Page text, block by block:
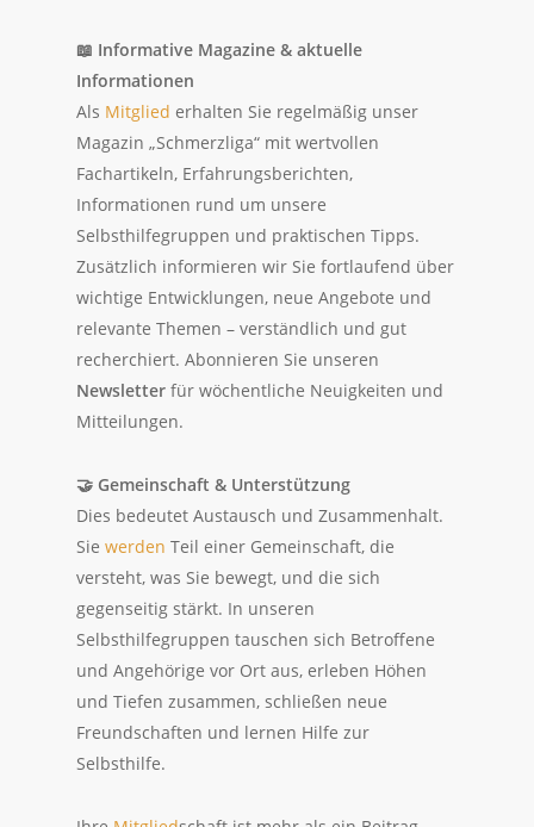
📖 Informative Magazine & aktuelle
Informationen
Als Mitglied erhalten Sie regelmäßig unser
Magazin „Schmerzliga“ mit wertvollen
Fachartikeln, Erfahrungsberichten,
Informationen rund um unsere
Selbsthilfegruppen und praktischen Tipps.
Zusätzlich informieren wir Sie fortlaufend über
wichtige Entwicklungen, neue Angebote und
relevante Themen – verständlich und gut
recherchiert. Abonnieren Sie unseren
Newsletter für wöchentliche Neuigkeiten und
Mitteilungen.
🤝 Gemeinschaft & Unterstützung
Dies bedeutet Austausch und Zusammenhalt.
Siewerden Teil einer Gemeinschaft, die
versteht, was Sie bewegt, und die sich
gegenseitig stärkt. In unseren
Selbsthilfegruppen tauschen sich Betroffene
und Angehörige vor Ort aus, erleben Höhen
und Tiefen zusammen, schließen neue
Freundschaften und lernen Hilfe zur
Selbsthilfe.